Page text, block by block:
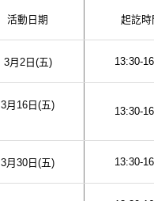
活動日期 起訖時
3月2日(五) 13:30-
3月16日(五)
13:30-
3月30日(五) 13:30-